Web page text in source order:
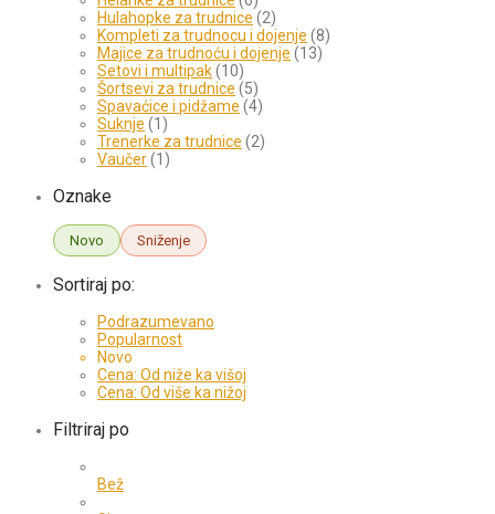
Hulahopke za trudnice (2)
Kompleti za trudnocu i dojenje (8)
Majice za trudnoću i dojenje (13)
Setovi i multipak(10)
Šortsevi za trudnice (5)
Spavaćice i pidžame (4)
Suknje (1)
Trenerke za trudnice (2)
Vaučer(1)
Oznake
Novo Sniženje
Sortiraj po:
Podrazumevano
Popularnost
Novo
Cena: Od niže ka višoj
Cena: Od više ka nižoj
Filtriraj po
Bež